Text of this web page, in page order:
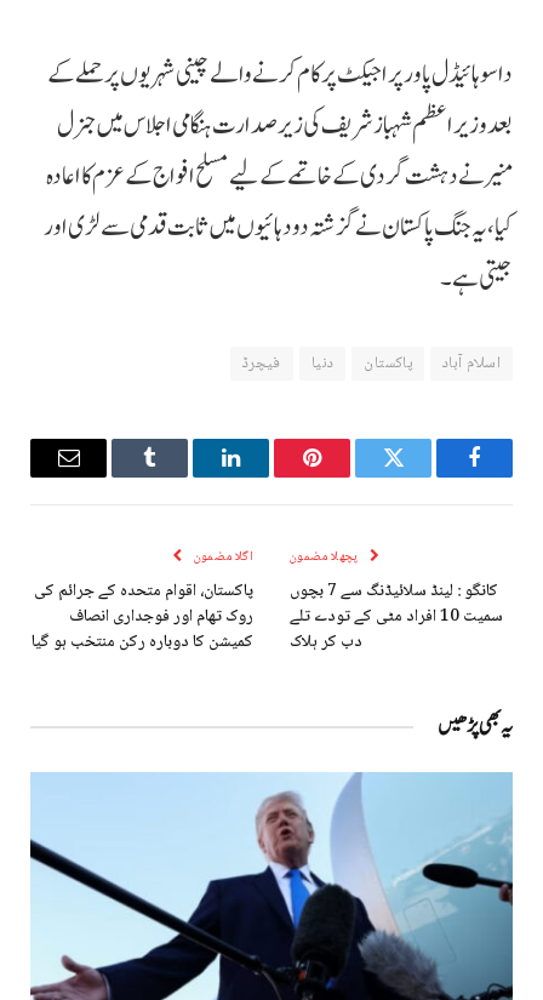
داسو ہائیڈل پاور پراجیکٹ پر کام کرنے والے چینی شہریوں پر حملے کے
بعد وزیراعظم شہباز شریف کی زیر صدارت ہنگامی اجلاس میں جنرل
منیر نے دہشت گردی کے خاتمے کے لیے مسلح افواج کے عزم کا اعادہ
کیا، یہ جنگ پاکستان نے گزشتہ دو دہائیوں میں ثابت قدمی سے لڑی اور
جیتی ہے۔
اسلام آباد پاکستان دنیا فیچرڈ
Facebook
Twitter
Pinterest
LinkedIn
Tumblr
Email
پچھلا مضمون
کانگو : لینڈ سلائیڈنگ سے 7 بچوں
سمیت 10 افراد مٹی کے تودے تلے
دب کر ہلاک
اگلا مضمون
پاکستان، اقوام متحدہ کے جرائم کی
روک تھام اور فوجداری انصاف
کمیشن کا دوبارہ رکن منتخب ہو گیا
یہ بھی پڑھیں